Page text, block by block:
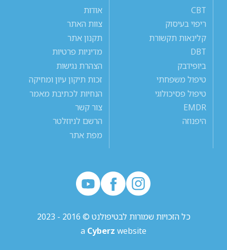
CBT
ריפוי בעיסוק
קלינאות תקשורת
DBT
ביופידבק
טיפול משפחתי
טיפול פסיכולוגי
EMDR
היפנוזה
אודות
צוות האתר
תקנון אתר
מדיניות פרטיות
הצהרת נגישות
זכות תיקון עיון ומחיקה
הנחיות לכתיבת מאמר
צור קשר
הרשם לניוזלטר
מפת אתר
כל הזכויות שמורות לבטיפולנט © 2016 - 2023
a Cyberz website